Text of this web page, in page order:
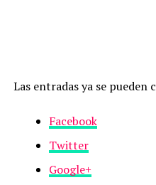
Las entradas ya se pueden
Facebook
Twitter
Google+